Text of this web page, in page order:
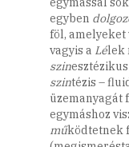
egyben
föl, amelyeket
vagyis a Lélek
szinesztézikus
szintézis –
üzemanyagát
egymáshoz
működtetnek